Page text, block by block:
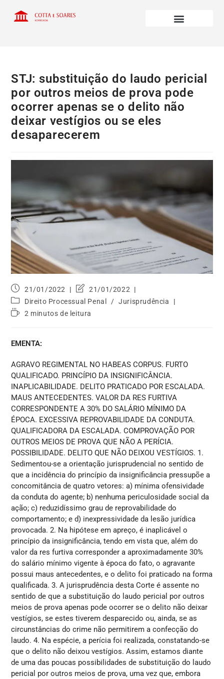
STJ: substituição do laudo pericial
por outros meios de prova pode
ocorrer apenas se o delito não
deixar vestígios ou se eles
desaparecerem
21/01/2022
21/01/2022
Direito Processual Penal
/ Jurisprudência
2 minutos de leitura
EMENTA:
AGRAVO REGIMENTAL NO HABEAS CORPUS. FURTO
QUALIFICADO. PRINCÍPIO DA INSIGNIFICÂNCIA.
INAPLICABILIDADE. DELITO PRATICADO POR ESCALADA.
MAUS ANTECEDENTES. VALOR DA RES FURTIVA
CORRESPONDENTE A 30% DO SALÁRIO MÍNIMO DA
ÉPOCA. EXCESSIVA REPROVABILIDADE DA CONDUTA.
QUALIFICADORA DA ESCALADA. COMPROVAÇÃO POR
OUTROS MEIOS DE PROVA QUE NÃO A PERÍCIA.
POSSIBILIDADE. DELITO QUE NÃO DEIXOU VESTÍGIOS. 1.
Sedimentou-se a orientação jurisprudencial no sentido de
que a incidência do princípio da insignificância pressupõe a
concomitância de quatro vetores: a) mínima ofensividade
da conduta do agente; b) nenhuma periculosidade social da
ação; c) reduzidíssimo grau de reprovabilidade do
comportamento; e d) inexpressividade da lesão jurídica
provocada. 2. Na hipótese em apreço, é inaplicável o
princípio da insignificância, tendo em vista que, além do
valor da res furtiva corresponder a aproximadamente 30%
do salário mínimo vigente à época do fato, o agravante
possui maus antecedentes, e o delito foi praticado na forma
qualificada. 3. A jurisprudência desta Corte é assente no
sentido de que a substituição do laudo pericial por outros
meios de prova apenas pode ocorrer se o delito não deixar
vestígios, se estes tiverem desparecido ou, ainda, se as
circunstâncias do crime não permitirem a confecção do
laudo. 4. Na espécie, a perícia foi realizada, constatando-se
que o delito não deixou vestígios. Assim, estamos diante
de uma das poucas possibilidades de substituição do laudo
pericial por outros meios de prova, uma vez que, embora